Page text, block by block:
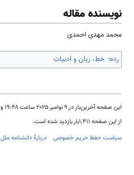
نویسنده مقاله
محمد مهدی احمدی
رده: خط، زبان و ادبیات
این صفحه آخرین‌بار در ‏۹ نوامبر ۲۰۲۵ ساعت ‏۱۹:۴۸ ویرایش شده است.
از این صفحه ۱٬۴۱۱بار بازدید شده است.
سیاست حفظ حریم خصوصی
دربارهٔ دانشنامه ملل